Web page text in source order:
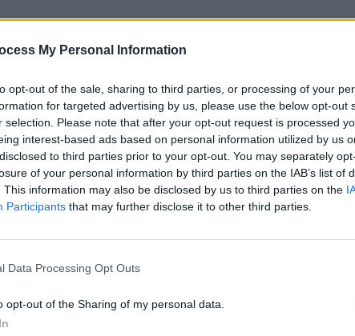
My Personal Information
opt-out of the sale, sharing to third parties, or processing of your
for targeted advertising by us, please use the below opt-out
selection. Please note that after your opt-out request is processed
interest-based ads based on personal information utilized by us
to third parties prior to your opt-out. You may separately
of your personal information by third parties on the IAB’s list of
This information may also be disclosed by us to third parties on the
Participants that may further disclose it to other third parties.
Data Processing Opt Outs
opt-out of the Sharing of my personal data.
Capitalei și Primăria Sectorului 2 pot colabora
sistemul de termoficare, l-am asigurat pe dl
vor fi prioritizate corespunzător în programul de
pentru derularea unui proiect-pilot privind